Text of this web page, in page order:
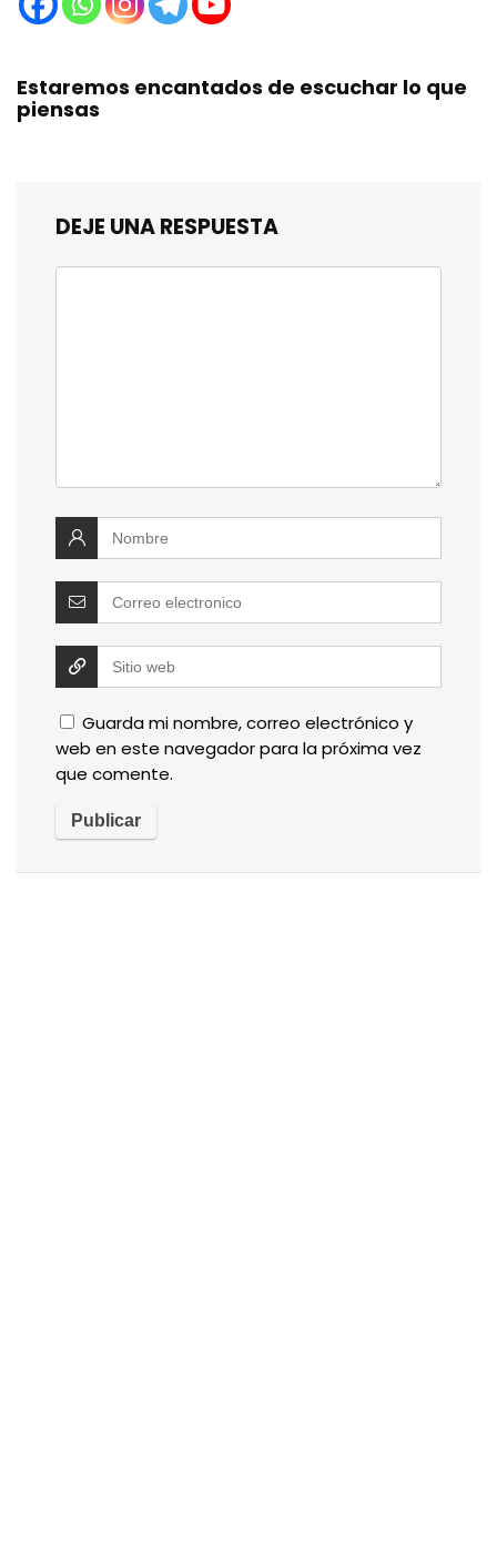
Estaremos encantados de escuchar lo que
piensas
DEJE UNA RESPUESTA
Guarda mi nombre, correo electrónico y
web en este navegador para la próxima vez
que comente.